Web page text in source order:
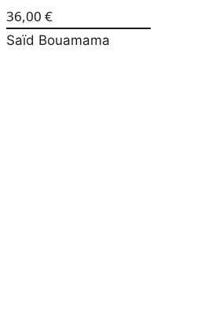
36,00 €
Saïd Bouamama